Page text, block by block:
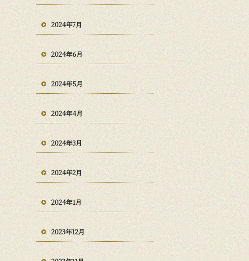
2024年7月
2024年6月
2024年5月
2024年4月
2024年3月
2024年2月
2024年1月
2023年12月